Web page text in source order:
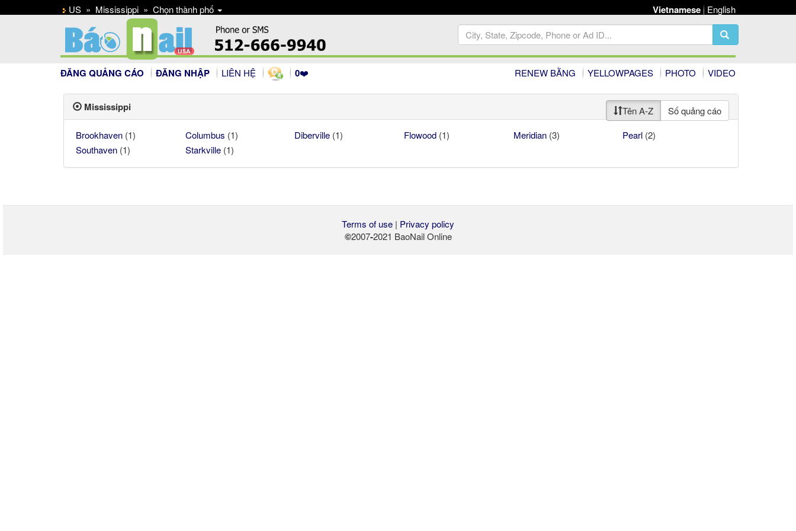
Vietnamese English
US » Mississippi » Chọn thành phố
RENEW BẰNG YELLOWPAGES PHOTO VIDEO
ĐĂNG QUẢNG CÁO ĐĂNG NHẬP LIÊN HỆ 0❤️
Mississippi Tên A-Z
Số quảng cáo
Brookhaven (1) Columbus (1) Diberville (1) Flowood(1) Meridian(3) Pearl (2)
Southaven (1) Starkville(1)
Terms of use | Privacy policy
©2007-2021 BaoNail Online